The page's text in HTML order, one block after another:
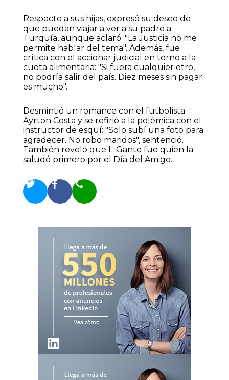
Respecto a sus hijas, expresó su deseo de
que puedan viajar a ver a su padre a
Turquía, aunque aclaró: "La Justicia no me
permite hablar del tema". Además, fue
crítica con el accionar judicial en torno a la
cuota alimentaria: "Si fuera cualquier otro,
no podría salir del país. Diez meses sin pagar
es mucho".
Desmintió un romance con el futbolista
Ayrton Costa y se refirió a la polémica con el
instructor de esquí: "Solo subí una foto para
agradecer. No robo maridos", sentenció.
También reveló que L-Gante fue quien la
saludó primero por el Día del Amigo.